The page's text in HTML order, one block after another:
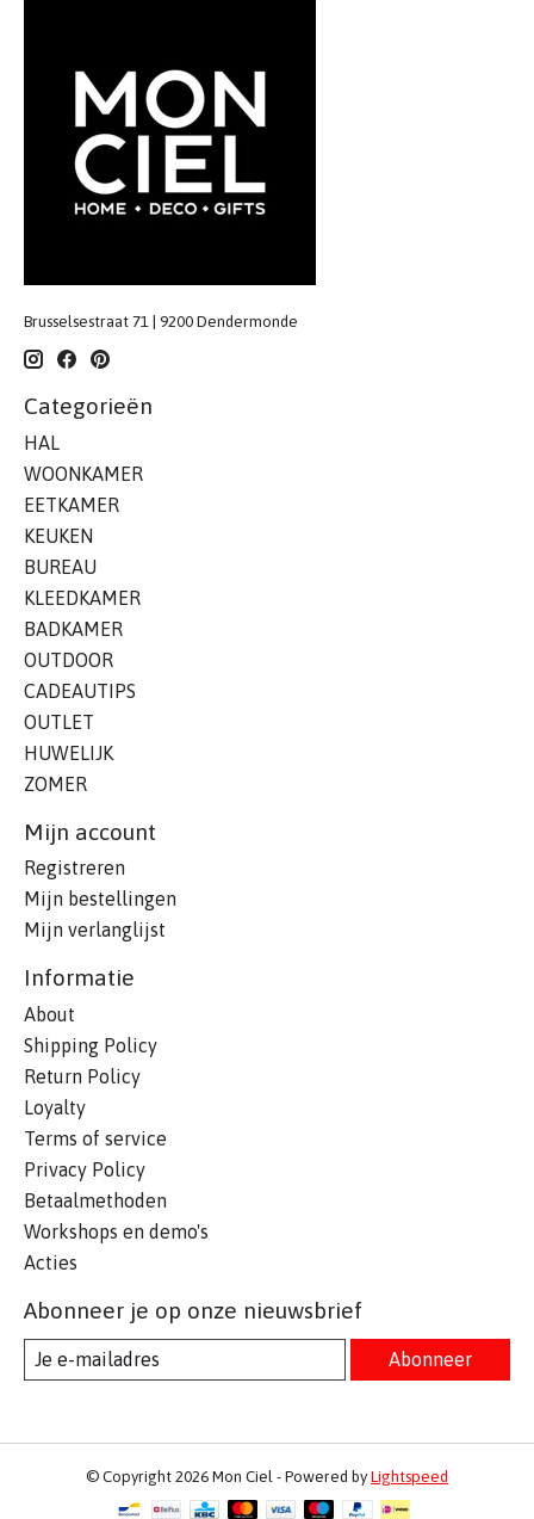
Brusselsestraat 71 | 9200 Dendermonde
Categorieën
HAL
WOONKAMER
EETKAMER
KEUKEN
BUREAU
KLEEDKAMER
BADKAMER
OUTDOOR
CADEAUTIPS
OUTLET
HUWELIJK
ZOMER
Mijn account
Registreren
Mijn bestellingen
Mijn verlanglijst
Informatie
About
Shipping Policy
Return Policy
Loyalty
Terms of service
Privacy Policy
Betaalmethoden
Workshops en demo's
Acties
Abonneer je op onze nieuwsbrief
Abonneer
© Copyright 2026 Mon Ciel - Powered by Lightspeed